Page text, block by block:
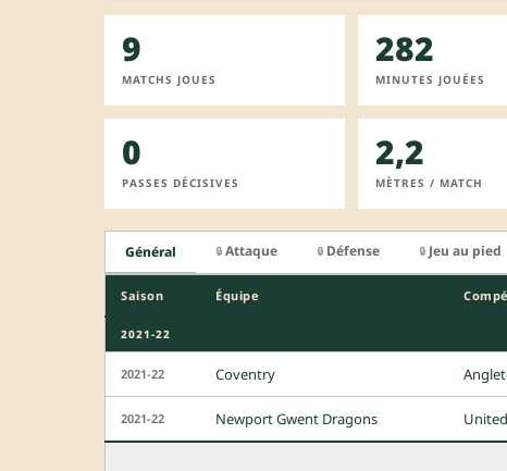
9
MATCHS JOUES
282
MINUTES JOUÉES
0
PASSES DÉCISIVES
2,2
MÈTRES / MATCH
Général 🔒 Attaque 🔒 Défense 🔒 Jeu au pied
Saison Équipe
2021-22
2021-22 Coventry
2021-22 Newport Gwent Dragons